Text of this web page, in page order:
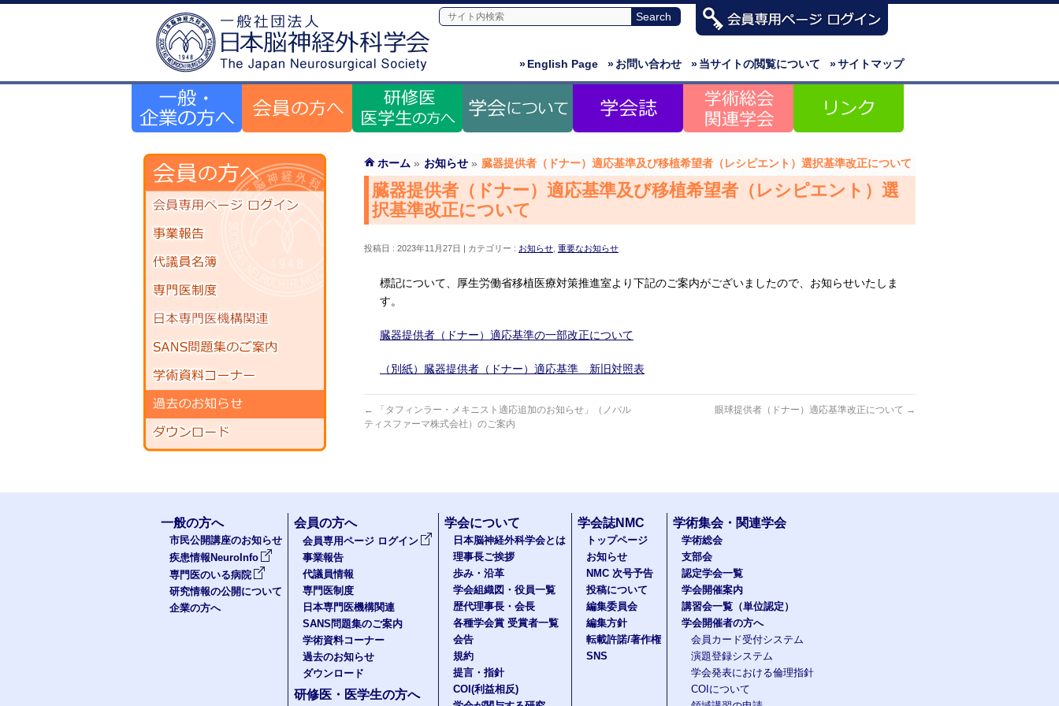
»サイトマップ
»当サイトの閲覧について
»お問い合わせ
»English Page
ホーム » お知らせ » 臓器提供者（ドナー）適応基準及び移植希望者（レシピエント）選択基準改正について
臓器提供者（ドナー）適応基準及び移植希望者（レシピエント）選
択基準改正について
投稿日 : 2023年11月27日 カテゴリー : お知らせ 重要なお知らせ
標記について、厚生労働省移植医療対策推進室より下記のご案内がございましたので、お知らせいたしま
す。
臓器提供者（ドナー）適応基準の一部改正について
（別紙）臓器提供者（ドナー）適応基準 新旧対照表
←
「タフィンラー・メキニスト適応追加のお知らせ」（ノバル
ティスファーマ株式会社）のご案内
眼球提供者（ドナー）適応基準改正について →
一般の方へ
市民公開講座のお知らせ
疾患情報NeuroInfo
専門医のいる病院
研究情報の公開について
企業の方へ
会員の方へ
会員専用ページ ログイン
事業報告
代議員情報
専門医制度
日本専門医機構関連
SANS問題集のご案内
学術資料コーナー
過去のお知らせ
ダウンロード
研修医・医学生の方へ
学会について
日本脳神経外科学会とは
理事長ご挨拶
歩み・沿革
学会組織図・役員一覧
歴代理事長・会長
各種学会賞 受賞者一覧
会告
規約
提言・指針
COI(利益相反)
学会誌NMC
トップページ
お知らせ
NMC 次号予告
投稿について
編集委員会
編集方針
転載許諾/著作権
SNS
学術集会・関連学会
学術総会
支部会
認定学会一覧
学会開催案内
講習会一覧（単位認定）
学会開催者の方へ
会員カード受付システム
演題登録システム
学会発表における倫理指針
COIについて